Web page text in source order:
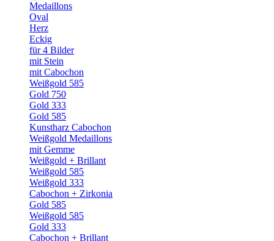
Medaillons
Oval
Herz
Eckig
für 4 Bilder
mit Stein
mit Cabochon
Weißgold 585
Gold 750
Gold 333
Gold 585
Kunstharz Cabochon
Weißgold Medaillons
mit Gemme
Weißgold + Brillant
Weißgold 585
Weißgold 333
Cabochon + Zirkonia
Gold 585
Weißgold 585
Gold 333
Cabochon + Brillant